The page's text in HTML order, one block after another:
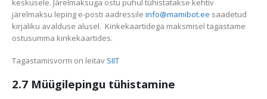
keskusele. Järelmaksuga ostu puhul tühistatakse kehtiv
järelmaksu leping e-posti aadressile info@mamibot.ee saadetud
kirjaliku avalduse alusel. Kinkekaartidega maksmisel tagastame
ostusumma kinkekaartides.
Tagastamisvorm on leitav SIIT
2.7 Müügilepingu tühistamine